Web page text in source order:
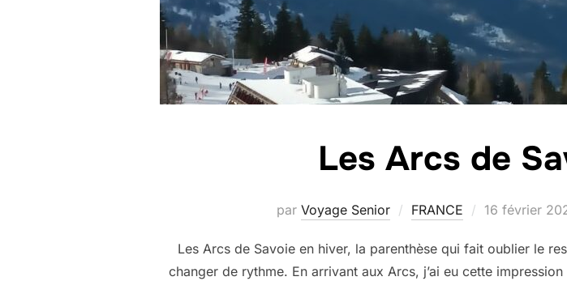
Les Arcs de
par Voyage Senior FRANCE
Publié
16 février
Les Arcs de Savoie en hiver, la parenthèse qui fait oublier le
changer de rythme. En arrivant aux Arcs, j’ai eu cette